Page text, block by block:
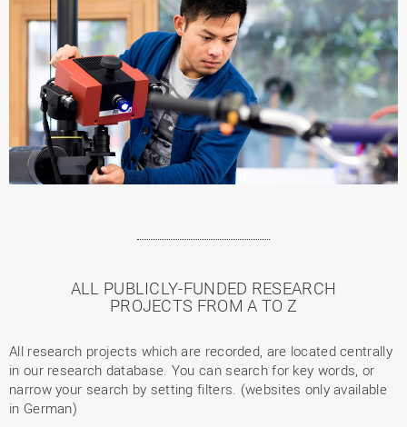
ALL PUBLICLY-FUNDED RESEARCH
PROJECTS FROM A TO Z
All research projects which are recorded, are located centrally
in our research database. You can search for key words, or
narrow your search by setting filters. (websites only available
in German)